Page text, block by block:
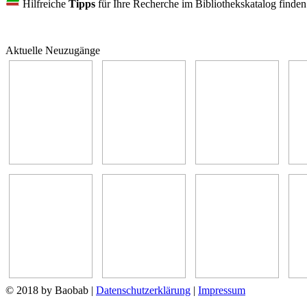
Hilfreiche Tipps für Ihre Recherche im Bibliothekskatalog
Aktuelle Neuzugänge
© 2018 by Baobab | Datenschutzerklärung | Impressum